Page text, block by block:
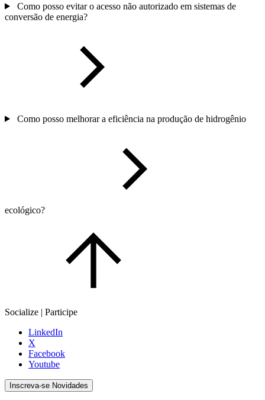
Como posso evitar o acesso não autorizado em sistemas de
conversão de energia?
Como posso melhorar a eficiência na produção de hidrogênio
ecológico?
Socialize | Participe
LinkedIn
X
Facebook
Youtube
Inscreva-se Novidades